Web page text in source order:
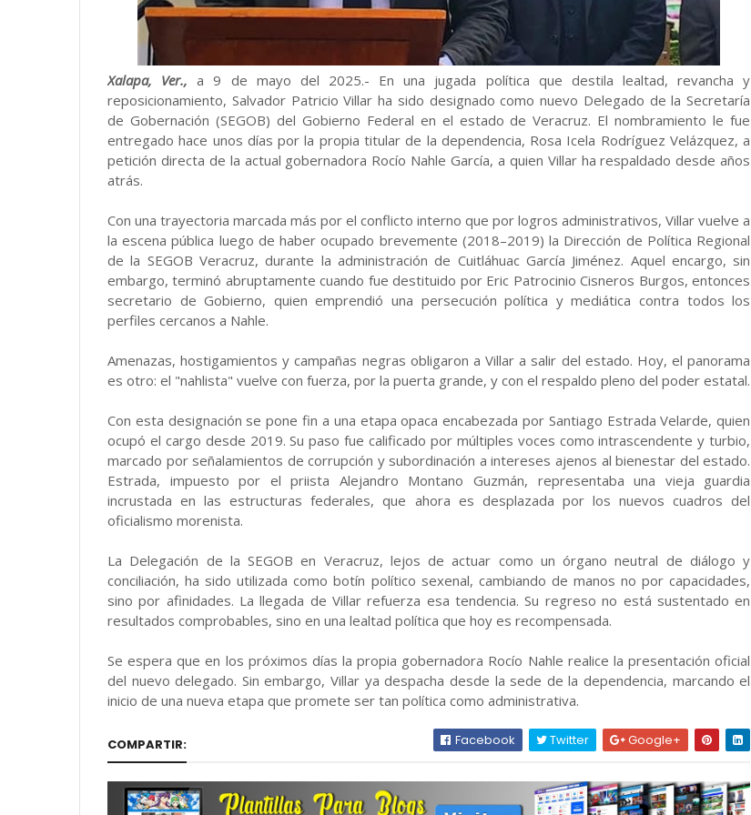
Xalapa, Ver.,a 9 de mayo del 2025.- En una jugada política que destila lealtad, revancha y
reposicionamiento, Salvador Patricio Villar ha sido designado como nuevo Delegado de la Secretaría
de Gobernación (SEGOB) del Gobierno Federal en el estado de Veracruz. El nombramiento le fue
entregado hace unos días por la propia titular de la dependencia, Rosa Icela Rodríguez Velázquez, a
petición directa de la actual gobernadora Rocío Nahle García, a quien Villar ha respaldado desde años
atrás.
Con una trayectoria marcada más por el conflicto interno que por logros administrativos, Villar vuelve a
la escena pública luego de haber ocupado brevemente (2018–2019) la Dirección de Política Regional
de la SEGOB Veracruz, durante la administración de Cuitláhuac García Jiménez. Aquel encargo, sin
embargo, terminó abruptamente cuando fue destituido por Eric Patrocinio Cisneros Burgos, entonces
secretario de Gobierno, quien emprendió una persecución política y mediática contra todos los
perfiles cercanos a Nahle.
Amenazas, hostigamientos y campañas negras obligaron a Villar a salir del estado. Hoy, el panorama
es otro: el "nahlista" vuelve con fuerza, por la puerta grande, y con el respaldo pleno del poder estatal.
Con esta designación se pone fin a una etapa opaca encabezada por Santiago Estrada Velarde, quien
ocupó el cargo desde 2019. Su paso fue calificado por múltiples voces como intrascendente y turbio,
marcado por señalamientos de corrupción y subordinación a intereses ajenos al bienestar del estado.
Estrada, impuesto por el priista Alejandro Montano Guzmán, representaba una vieja guardia
incrustada en las estructuras federales, que ahora es desplazada por los nuevos cuadros del
oficialismo morenista.
La Delegación de la SEGOB en Veracruz, lejos de actuar como un órgano neutral de diálogo y
conciliación, ha sido utilizada como botín político sexenal, cambiando de manos no por capacidades,
sino por afinidades. La llegada de Villar refuerza esa tendencia. Su regreso no está sustentado en
resultados comprobables, sino en una lealtad política que hoy es recompensada.
Se espera que en los próximos días la propia gobernadora Rocío Nahle realice la presentación oficial
del nuevo delegado. Sin embargo, Villar ya despacha desde la sede de la dependencia, marcando el
inicio de una nueva etapa que promete ser tan política como administrativa.
COMPARTIR: Facebook Twitter Google+